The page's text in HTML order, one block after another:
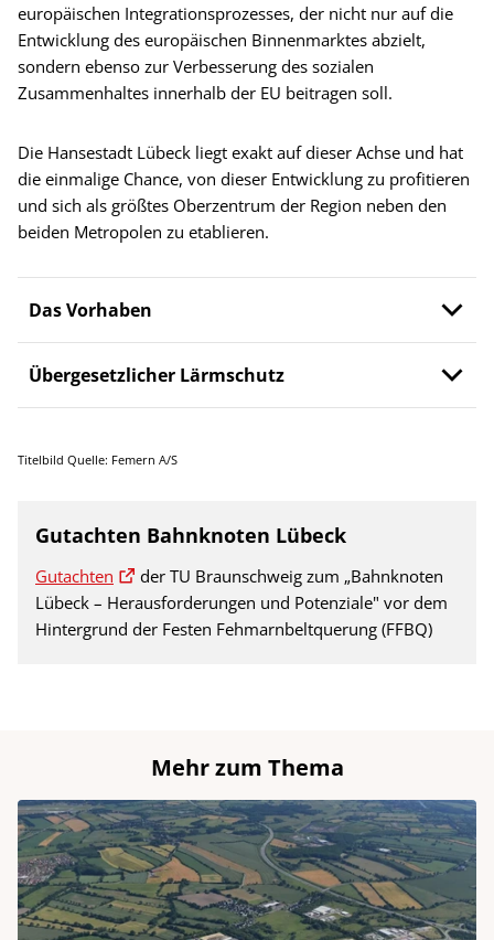
europäischen Integrationsprozesses, der nicht nur auf die
Entwicklung des europäischen Binnenmarktes abzielt,
sondern ebenso zur Verbesserung des sozialen
Zusammenhaltes innerhalb der EU beitragen soll.
Die Hansestadt Lübeck liegt exakt auf dieser Achse und hat
die einmalige Chance, von dieser Entwicklung zu profitieren
und sich als größtes Oberzentrum der Region neben den
beiden Metropolen zu etablieren.
Das Vorhaben
Übergesetzlicher Lärmschutz
Titelbild Quelle: Femern A/S
Gutachten Bahnknoten Lübeck
Gutachten
der TU Braunschweig zum „Bahnknoten
Lübeck – Herausforderungen und Potenziale" vor dem
Hintergrund der Festen Fehmarnbeltquerung (FFBQ)
Mehr zum Thema